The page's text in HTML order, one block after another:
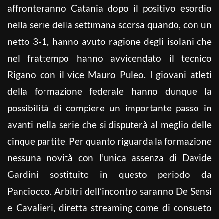
affronteranno Catania dopo il positivo esordio
nella serie della settimana scorsa quando, con un
netto 3-1, hanno avuto ragione degli isolani che
nel frattempo hanno avvicendato il tecnico
Rigano con il vice Mauro Puleo. I giovani atleti
della formazione federale hanno dunque la
possibilità di compiere un importante passo in
avanti nella serie che si disputerà al meglio delle
cinque partite. Per quanto riguarda la formazione
nessuna novità con l’unica assenza di Davide
Gardini sostituito in questo periodo da
Panciocco. Arbitri dell’incontro saranno De Sensi
e Cavalieri, diretta streaming come di consueto